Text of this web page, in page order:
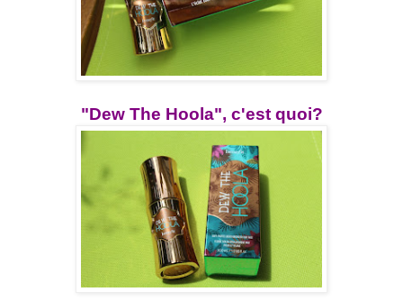
"Dew The Hoola", c'est quoi?